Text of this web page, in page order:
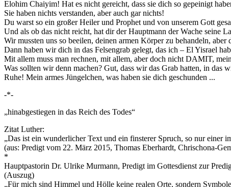
Elohim Chaiyim! Hat es nicht gereicht, dass sie dich so gepeinigt
Sie haben nichts verstanden, aber auch gar nichts!
Du warst so ein großer Heiler und Prophet und von unserem Gott
Und als ob das nicht reicht, hat dir der Hauptmann der Wache seine
Wir mussten uns so beeilen, deinen armen Körper zu behandeln,
Dann haben wir dich in das Felsengrab gelegt, das ich – El Yisrael
Mit allem muss man rechnen, mit allem, aber doch nicht DAMIT,
Was sollten wir denn machen? Gut, dass wir das Grab hatten, in das
Ruhe! Mein armes Jüngelchen, was haben sie dich geschunden ...
-*-
„hinabgestiegen in das Reich des Todes“
Zitat Luther:
„Das ist ein wunderlicher Text und ein finsterer Spruch, so nur einer
(aus: Predigt vom 22. März 2015, Thomas Eberhardt, Chrischona-
*
Hauptpastorin Dr. Ulrike Murmann, Predigt im Gottesdienst zur
(Auszug)
„Für mich sind Himmel und Hölle keine realen Orte, sondern